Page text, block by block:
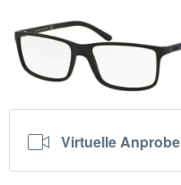
Virtuelle Anprobe